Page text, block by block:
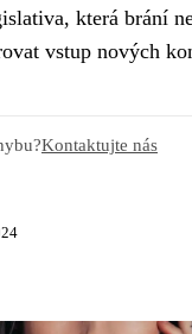
která brání
vstup nových
Kontaktujte nás